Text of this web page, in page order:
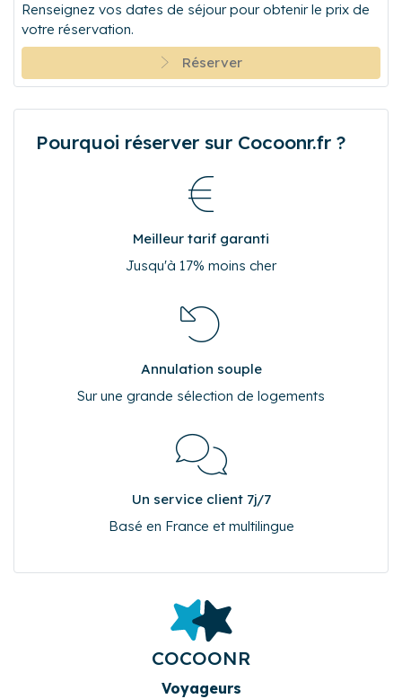
Renseignez vos dates de séjour pour obtenir le prix de
votre réservation.
Réserver
Pourquoi réserver sur Cocoonr.fr ?
Meilleur tarif garanti
Jusqu'à 17% moins cher
Annulation souple
Sur une grande sélection de logements
Un service client 7j/7
Basé en France et multilingue
COCOONR
Voyageurs